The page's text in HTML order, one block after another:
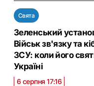
Свята
Зеленський
Військ зв'язку та
ЗСУ: коли його
Україні
6 серпня 17:16